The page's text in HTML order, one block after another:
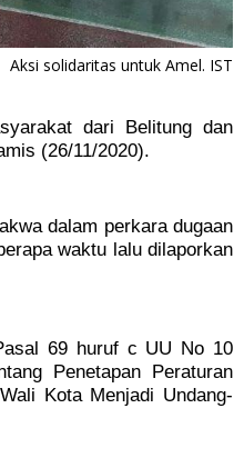
Aksi solidaritas untuk Amel. IST
dari Belitung dan
(26/11/2020).
dalam perkara dugaan
waktu lalu dilaporkan
69 huruf c UU No 10
Penetapan Peraturan
Kota Menjadi Undang-